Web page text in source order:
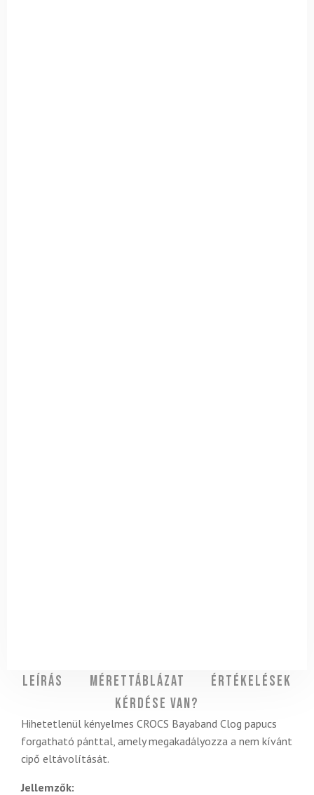
Leírás Mérettáblázat
Értékelések
Kérdése van?
Hihetetlenül kényelmes CROCS Bayaband Clog papucs
forgatható pánttal, amely megakadályozza a nem kívánt
cipő eltávolítását.
Jellemzők: